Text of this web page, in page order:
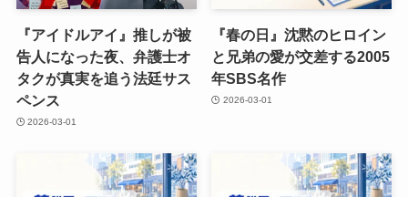
『アイドルアイ』推しが被
告人になった夜、弁護士オ
タクが真実を追う法廷サス
ペンス
2026-03-01
『春の日』沈黙のヒロイン
と兄弟の愛が交差する2005
年SBS名作
2026-03-01